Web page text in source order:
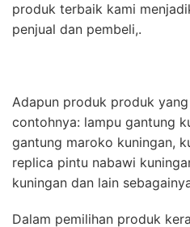
produk terbaik kami
penjual dan pembeli,.
Adapun produk produk
contohnya: lampu gantung
gantung maroko kuningan,
replica pintu nabawi
kuningan dan lain
Dalam pemilihan produk